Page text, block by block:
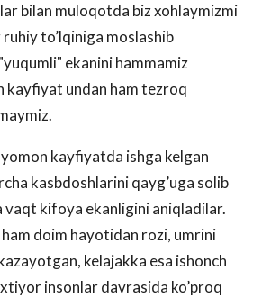
bilan muloqotda biz xohlaymizmi
to’lqiniga moslashib
ekanini hammamiz
kayfiyat undan ham tezroq
kayfiyatda ishga kelgan
kasbdoshlarini qayg’uga solib
vaqt kifoya ekanligini aniqladilar.
doim hayotidan rozi, umrini
kelajakka esa ishonch
insonlar davrasida ko’proq